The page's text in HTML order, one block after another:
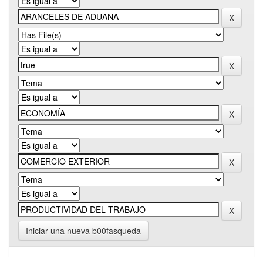
Iniciar una nueva b00fasqueda